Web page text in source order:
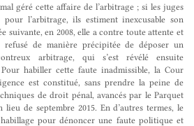
géré cette affaire de l’arbitrage ; si les juges
pour l’arbitrage, ils estiment inexcusable son
suivante, en 2008, elle a contre toute attente et
refusé de manière précipitée de déposer un
arbitrage, qui s’est révélé ensuite
habiller cette faute inadmissible, la Cour
est constitué, sans prendre la peine de
de droit pénal, avancés par le Parquet
de septembre 2015. En d’autres termes, le
pour dénoncer une faute politique et